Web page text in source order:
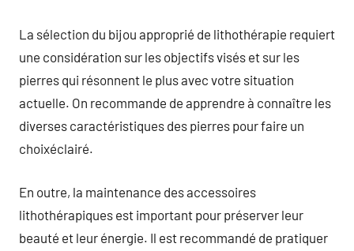
La sélection du bijou approprié de lithothérapie requiert
une considération sur les objectifs visés et sur les
pierres qui résonnent le plus avec votre situation
actuelle. On recommande de apprendre à connaître les
diverses caractéristiques des pierres pour faire un
choixéclairé.
En outre, la maintenance des accessoires
lithothérapiques est important pour préserver leur
beauté et leur énergie. Il est recommandé de pratiquer